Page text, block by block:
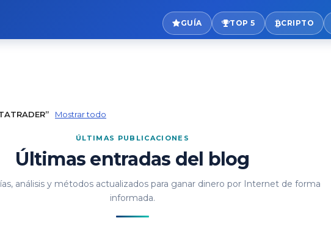
GUÍA TOP 5 CRIPTO
Mostrar todo
Últimas entradas del blog
análisis y métodos actualizados para ganar dinero por Internet de forma
informada.